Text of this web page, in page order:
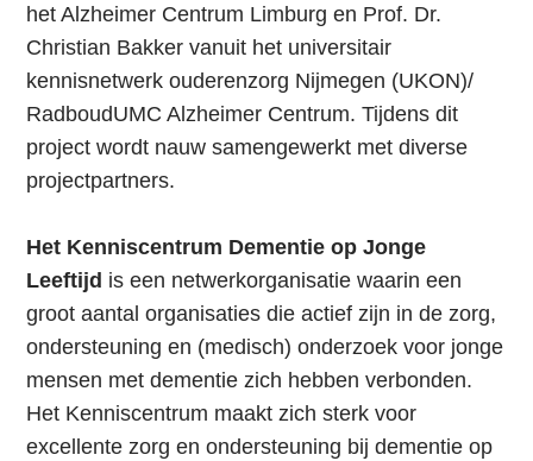
het Alzheimer Centrum Limburg en Prof. Dr.
Christian Bakker vanuit het universitair
kennisnetwerk ouderenzorg Nijmegen (UKON)/
RadboudUMC Alzheimer Centrum. Tijdens dit
project wordt nauw samengewerkt met diverse
projectpartners.
Het Kenniscentrum Dementie op Jonge
Leeftijd is een netwerkorganisatie waarin een
groot aantal organisaties die actief zijn in de zorg,
ondersteuning en (medisch) onderzoek voor jonge
mensen met dementie zich hebben verbonden.
Het Kenniscentrum maakt zich sterk voor
excellente zorg en ondersteuning bij dementie op